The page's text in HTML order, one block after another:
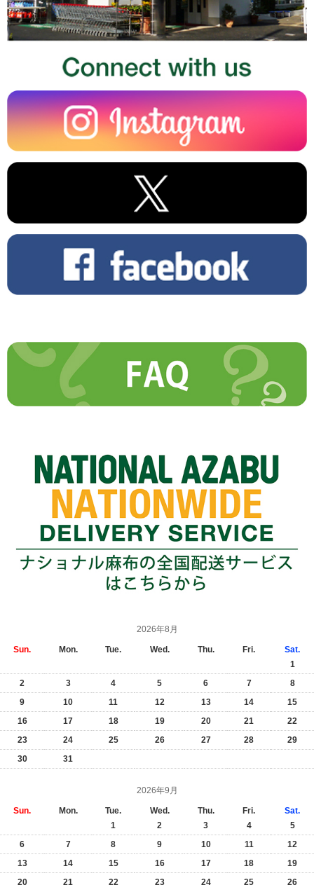
2026年8月
Sun. Mon. Tue. Wed. Thu. Fri.
Sat.
1
2
3 4 5 6 7
8
9
10 11 12 13 14
15
16
17 18 19 20 21
22
23
24 25 26 27 28
29
30
31
2026年9月
Sun. Mon. Tue. Wed. Thu. Fri.
Sat.
1
2 3 4
5
6
7 8 9 10 11
12
13
14 15 16 17 18
19
20
21 22 23 24 25 26